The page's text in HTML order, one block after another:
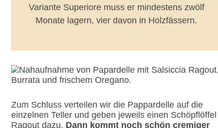
Variante Superiore muss er mindestens zwölf
Monate lagern, vier davon in Holzfässern.
Zum Schluss verteilen wir die Pappardelle auf die
einzelnen Teller und geben jeweils einen Schöpflöffel
Ragout dazu. Dann kommt noch schön cremiger